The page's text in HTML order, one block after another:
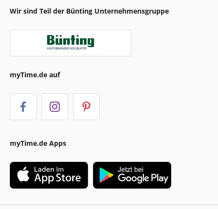
Wir sind Teil der Bünting Unternehmensgruppe
myTime.de auf
myTime.de Apps